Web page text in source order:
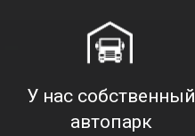
У нас собственный
автопарк